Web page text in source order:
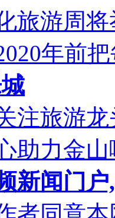
旅游周
年前
注旅游
助力金
新闻门